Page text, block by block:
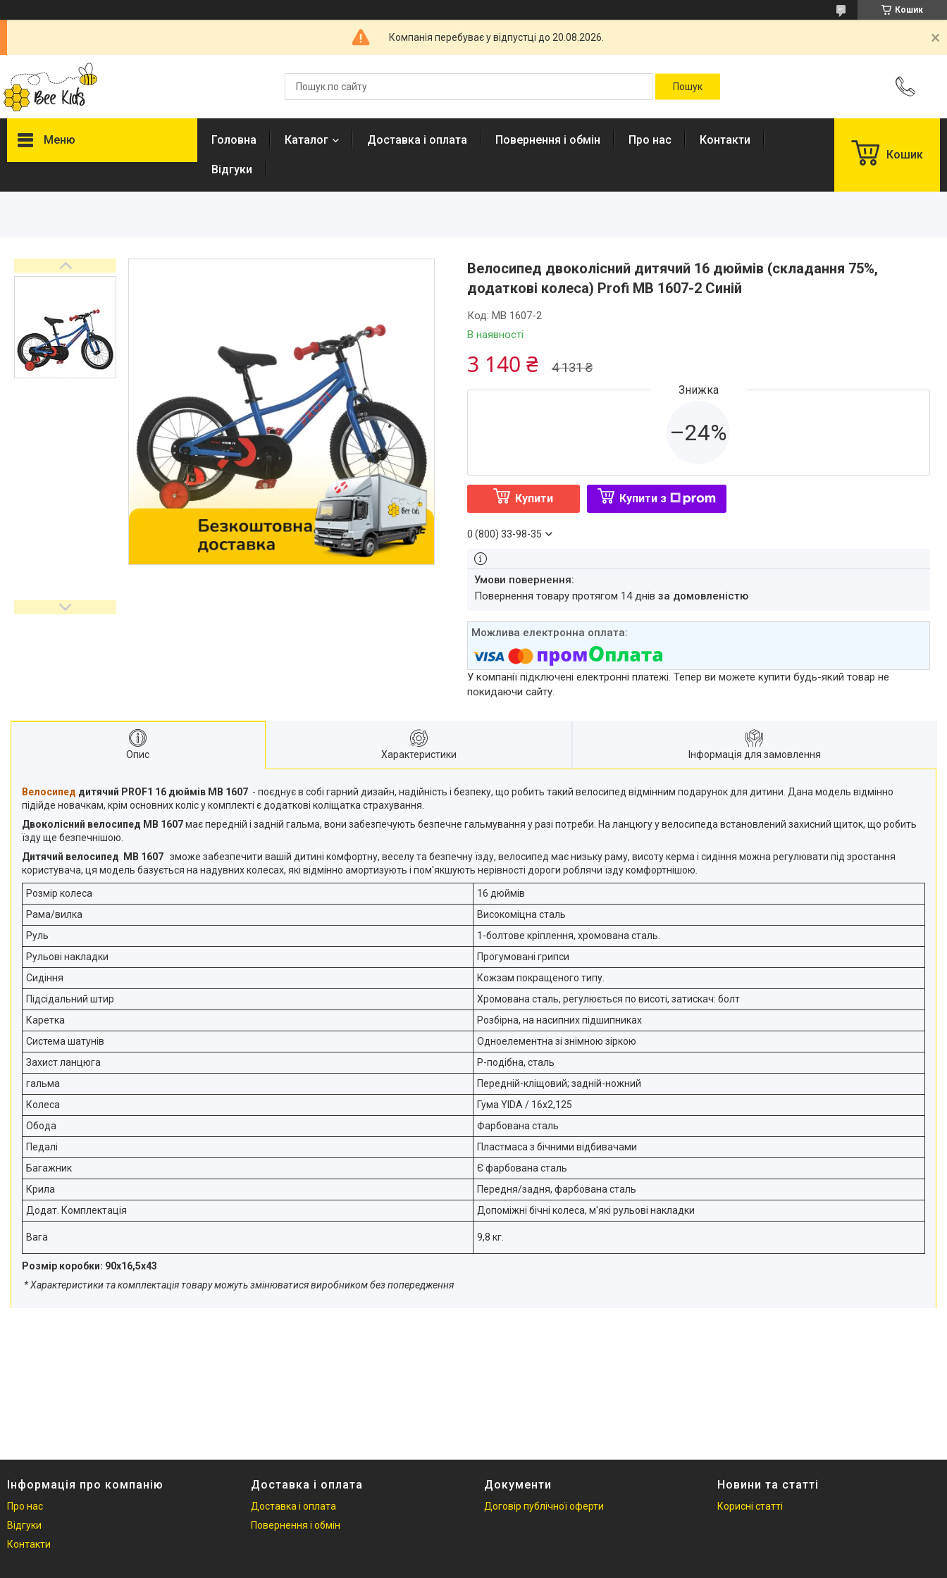
Кошик
Компанія перебуває у відпустці до 20.08.2026.
Меню
Документи
Контакти
Головна Каталог Доставка і оплата Повернення і обмін Про нас Контакти
Відгуки
Кошик
Велосипед двоколісний дитячий 16 дюймів (складання 75%,
додаткові колеса) Profi MB 1607-2 Синій
В наявності
Код: MB 1607-2
4 131 ₴
3 140 ₴
–24%
Купити Купити з
0 (800) 33-98-35
повернення товару протягом 14 днів за домовленістю
У компанії підключені електронні платежі. Тепер ви можете купити будь-який товар не
покидаючи сайту.
Опис Характеристики Інформація для замовлення
Велосипед дитячий PROF1 16 дюймів MB 1607 - поєднує в собі гарний дизайн, надійність і безпеку, що робить такий велосипед відмінним подарунок для дитини. Дана модель відмінно
підійде новачкам, крім основних коліс у комплекті є додаткові коліщатка страхування.
Двоколісний велосипед MB 1607має передній і задній гальма, вони забезпечують безпечне гальмування у разі потреби. На ланцюгу у велосипеда встановлений захисний щиток, що робить
їзду ще безпечнішою.
Дитячий велосипед
MB 1607 зможе забезпечити вашій дитині комфортну, веселу та безпечну їзду, велосипед має низьку раму, висоту керма і сидіння можна регулювати під зростання
користувача, ця модель базується на надувних колесах, які відмінно амортизують і пом'якшують нерівності дороги роблячи їзду комфортнішою.
Розмір колеса
16 дюймів
Рама/вилка
Високоміцна сталь
Руль
1-болтове кріплення, хромована сталь.
Рульові накладки
Прогумовані грипси
Сидіння
Кожзам покращеного типу.
Підсідальний штир
Хромована сталь, регулюється по висоті, затискач: болт
Каретка
Розбірна, на насипних підшипниках
Система шатунів
Одноелементна зі знімною зіркою
Захист ланцюга
Р-подібна, сталь
гальма
Передній-кліщовий; задній-ножний
Колеса
Гума YIDA / 16х2,125
Обода
Фарбована сталь
Педалі
Пластмаса з бічними відбивачами
Багажник
Є фарбована сталь
Крила
Передня/задня, фарбована сталь
Додат. Комплектація
Допоміжні бічні колеса, м'які рульові накладки
Вага 9,8 кг.
Розмір коробки: 90х16,5х43
* Характеристики та комплектація товару можуть змінюватися виробником без попередження
Інформація про компанію
Про нас
Відгуки
Контакти
Доставка і оплата
Доставка і оплата
Повернення і обмін
Документи
Договір публічної оферти
Новини та статті
Корисні статті